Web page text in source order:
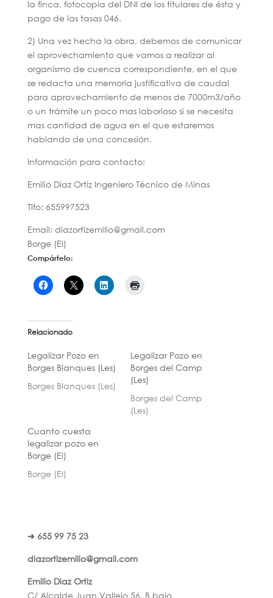
la finca, fotocopia del DNI de los titulares de ésta y
pago de las tasas 046.
2) Una vez hecha la obra, debemos de comunicar
el aprovechamiento que vamos a realizar al
organismo de cuenca correspondiente, en el que
se redacta una memoria justificativa de caudal
para aprovechamiento de menos de 7000m3/año
o un trámite un poco mas laborioso si se necesita
mas cantidad de agua en el que estaremos
hablando de una concesión.
Información para contacto:
Emilio Díaz Ortiz Ingeniero Técnico de Minas
Tlfo: 655997523
Email: diazortizemilio@gmail.com
Borge (El)
Compártelo:
Relacionado
Legalizar Pozo en
Borges Blanques (Les)
Borges Blanques (Les)
Legalizar Pozo en
Borges del Camp
(Les)
Borges del Camp
(Les)
Cuanto cuesta
legalizar pozo en
Borge (El)
Borge (El)
➜ 655 99 75 23
diazortizemilio@gmail.com
Emilio Diaz Ortiz
C/ Alcalde Juan Vallejo 56, B bajo